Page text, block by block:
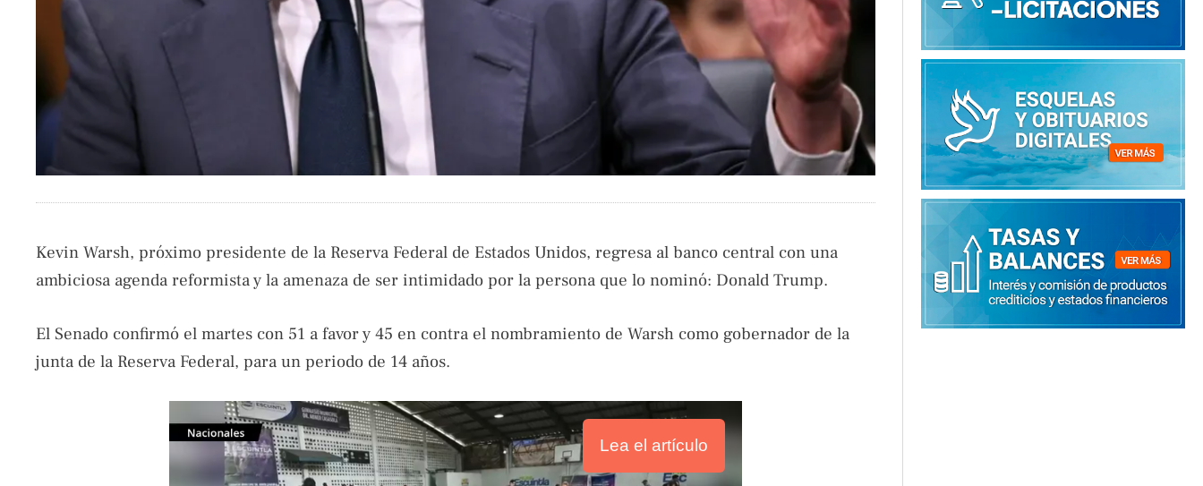
Kevin Warsh, próximo presidente de la Reserva Federal de Estados Unidos, regresa al banco central con una
ambiciosa agenda reformista y la amenaza de ser intimidado por la persona que lo nominó: Donald Trump.
El Senado confirmó el martes con 51 a favor y 45 en contra el nombramiento de Warsh como gobernador de la
junta de la Reserva Federal, para un periodo de 14 años.
Lea el artículo